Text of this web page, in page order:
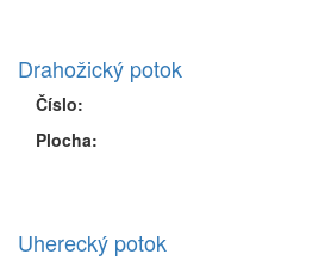
Drahožický potok
Číslo:
Plocha:
Uherecký potok